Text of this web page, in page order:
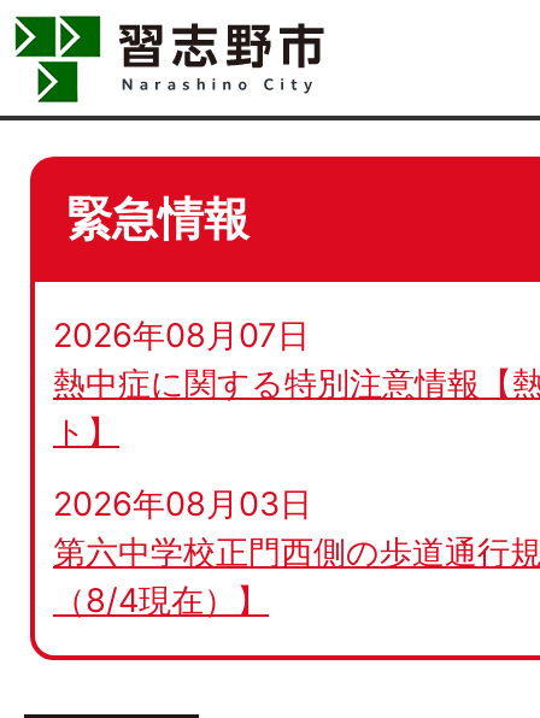
緊急情報
2026年08月07日
熱中症に関する特別注意情報【
ト】
2026年08月03日
第六中学校正門西側の歩道通行
（8/4現在）】